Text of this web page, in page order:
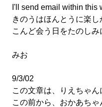
I'll send email within this
きのうはほんとうに楽し
こんど会う日をたのし
みお
9/3/02
この文章は、りえちゃん
この前から、おかあち